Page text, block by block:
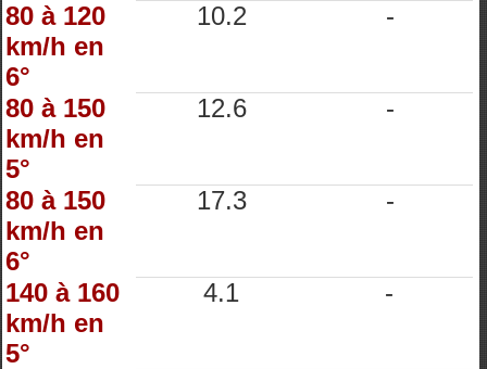
80 à 120
km/h en
6°
10.2 -
80 à 150
km/h en
5°
12.6 -
80 à 150
km/h en
6°
17.3 -
140 à 160
km/h en
5°
4.1 -